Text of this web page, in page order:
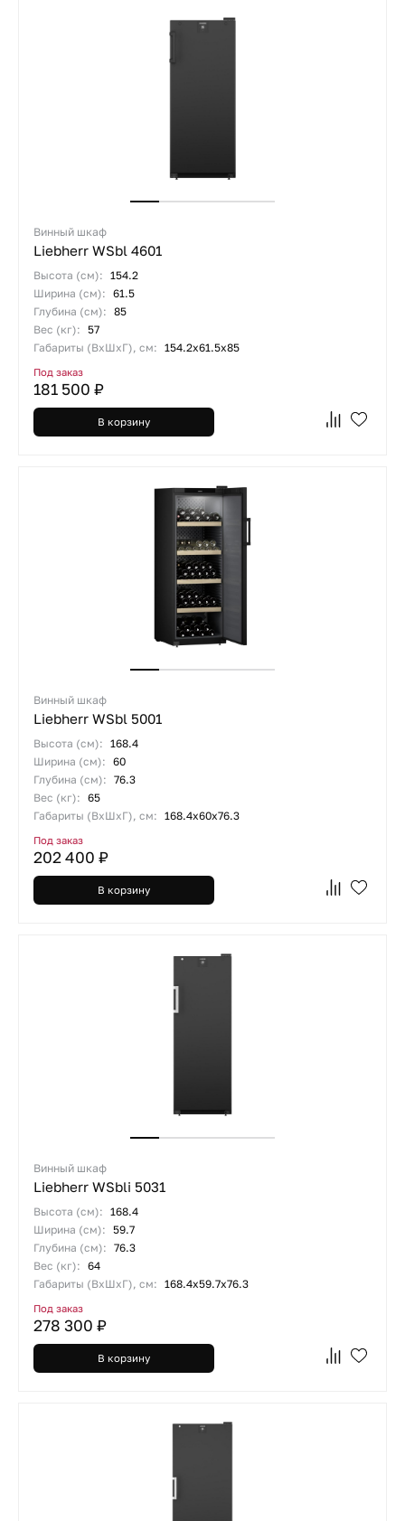
Винный шкаф
Liebherr WSbl 4601
Высота (см): 154.2
Ширина (см): 61.5
Глубина (см): 85
Вес (кг): 57
Габариты (ВхШхГ), см: 154.2х61.5х85
Под заказ
181 500 ₽
В корзину
Винный шкаф
Liebherr WSbl 5001
Высота (см): 168.4
Ширина (см): 60
Глубина (см): 76.3
Вес (кг): 65
Габариты (ВхШхГ), см: 168.4х60х76.3
Под заказ
202 400 ₽
В корзину
Винный шкаф
Liebherr WSbli 5031
Высота (см): 168.4
Ширина (см): 59.7
Глубина (см): 76.3
Вес (кг): 64
Габариты (ВхШхГ), см: 168.4х59.7х76.3
Под заказ
278 300 ₽
В корзину